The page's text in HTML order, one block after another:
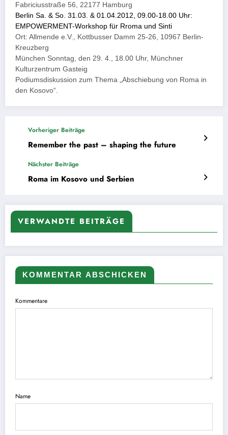
Fabriciusstraße 56, 22177 Hamburg
Berlin Sa. & So. 31.03. & 01.04.2012, 09.00-18.00 Uhr:
EMPOWERMENT-Workshop für Rroma und Sinti
Ort: Allmende e.V., Kottbusser Damm 25-26, 10967 Berlin-
Kreuzberg
München Sonntag, den 29. 4., 18.00 Uhr, Münchner
Kulturzentrum Gasteig
Podiumsdiskussion zum Thema „Abschiebung von Roma in
den Kosovo“.
Vorheriger Beiträge
Remember the past – shaping the future
Nächster Beiträge
Roma im Kosovo und Serbien
VERWANDTE BEITRÄGE
KOMMENTAR ABSCHICKEN
Kommentare
Name